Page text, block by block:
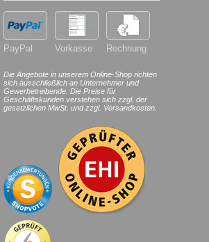
PayPal Vorkasse Rechnung
Die Angebote in unserem Online-Shop richten
sich ausschließlich an Unternehmer und
Gewerbetreibende. Die Preise für
Geschäftskunden verstehen sich zzgl. der
gesetzlichen MwSt. und zzgl. Versandkosten.